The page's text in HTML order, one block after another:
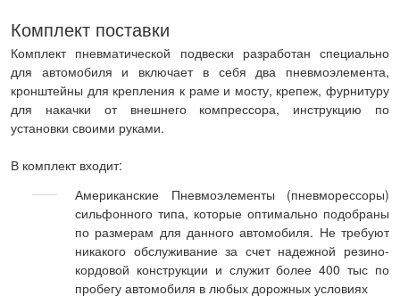
Комплект поставки
Комплект пневматической подвески разработан специально
для автомобиля и включает в себя два пневмоэлемента,
кронштейны для крепления к раме и мосту, крепеж, фурнитуру
для накачки от внешнего компрессора, инструкцию по
установки своими руками.
В комплект входит:
Американские Пневмоэлементы (пневморессоры)
сильфонного типа, которые оптимально подобраны
по размерам для данного автомобиля. Не требуют
никакого обслуживание за счет надежной резино-
кордовой конструкции и служит более 400 тыс по
пробегу автомобиля в любых дорожных условиях